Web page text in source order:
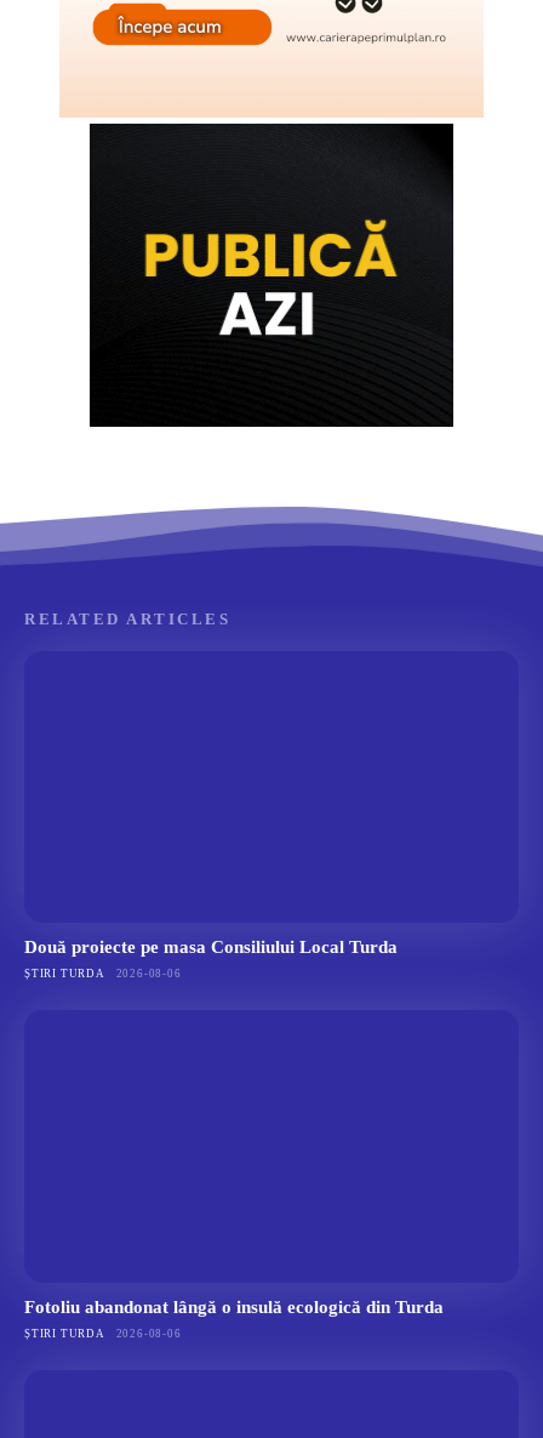
RELATED ARTICLES
Două proiecte pe masa Consiliului Local Turda
ȘTIRI TURDA 2026-08-06
Fotoliu abandonat lângă o insulă ecologică din Turda
ȘTIRI TURDA 2026-08-06